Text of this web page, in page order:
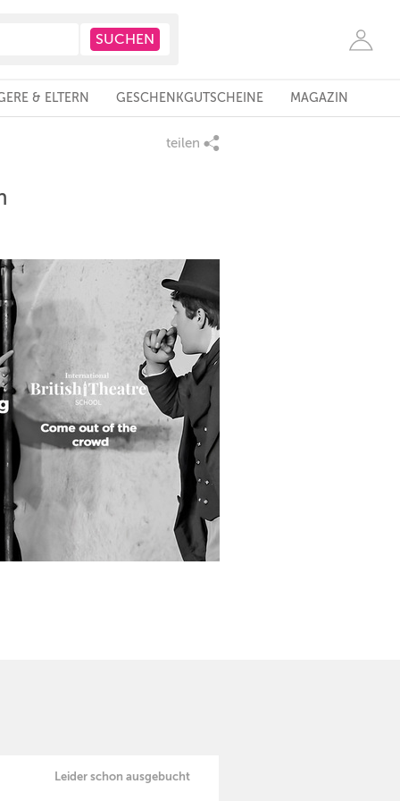
& ELTERN GESCHENKGUTSCHEINE MAGAZIN
teilen
Leider schon ausgebucht